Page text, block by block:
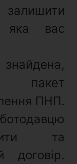
яка вас
пакет
ПНП.
та
договір.